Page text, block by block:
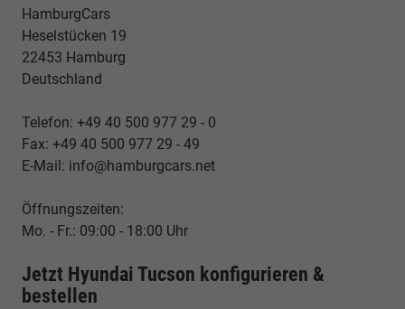
HamburgCars
Heselstücken 19
22453 Hamburg
Deutschland
Telefon: +49 40 500 977 29 - 0
Fax: +49 40 500 977 29 - 49
E-Mail: info@hamburgcars.net
Öffnungszeiten:
Mo. - Fr.: 09:00 - 18:00 Uhr
Jetzt Hyundai Tucson konfigurieren &
bestellen